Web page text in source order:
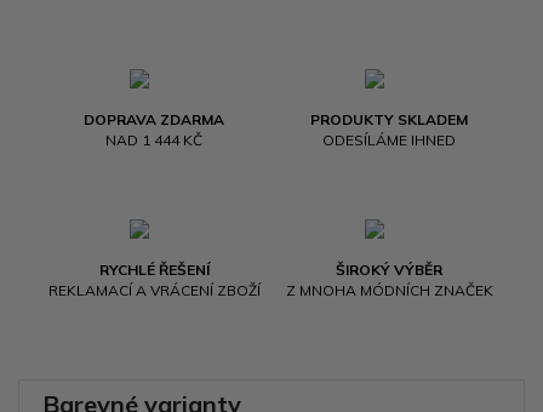
DOPRAVA ZDARMA
NAD 1 444 KČ
PRODUKTY SKLADEM
ODESÍLÁME IHNED
RYCHLÉ ŘEŠENÍ
REKLAMACÍ A VRÁCENÍ ZBOŽÍ
ŠIROKÝ VÝBĚR
Z MNOHA MÓDNÍCH ZNAČEK
Barevné varianty